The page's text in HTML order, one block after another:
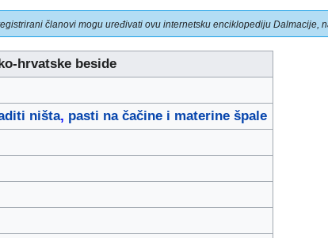
članovi mogu uređivati ovu internetsku enciklopediju Dalmacije,
hrvatske beside
ništa, pasti na čačine i materine špale